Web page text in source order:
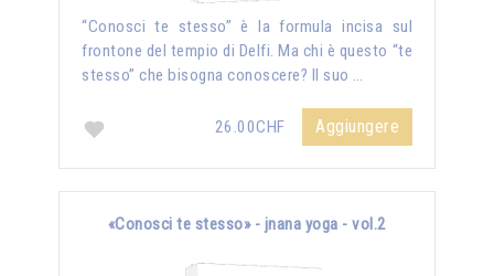
“Conosci te stesso” è la formula incisa sul
frontone del tempio di Delfi. Ma chi è questo “te
stesso” che bisogna conoscere? Il suo …
26.00CHF Aggiungere
«Conosci te stesso» - jnana yoga - vol.2